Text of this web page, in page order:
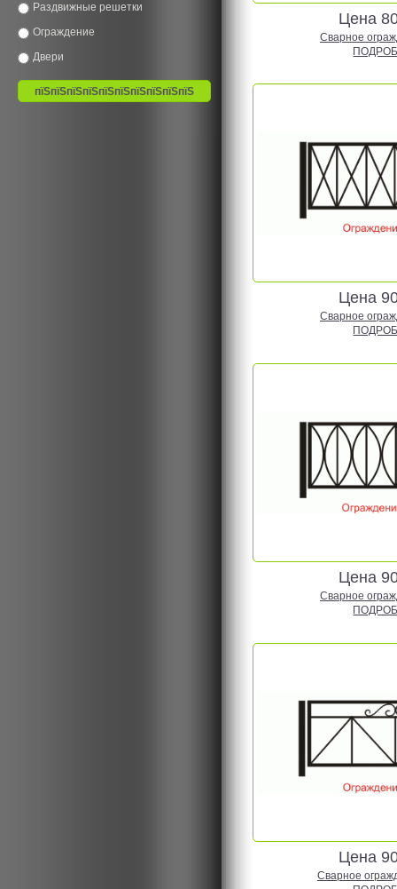
Раздвижные решетки
Ограждение
Двери
Цена
Сварное
Цена
Сварное
Цена
Сварное
Цена
Сварное